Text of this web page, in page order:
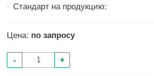
Стандарт на продукцию:
Цена: по запросу
- +